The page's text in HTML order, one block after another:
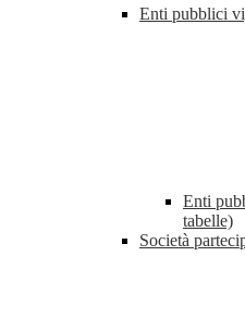
Enti pubblici
Enti
tabelle)
Società